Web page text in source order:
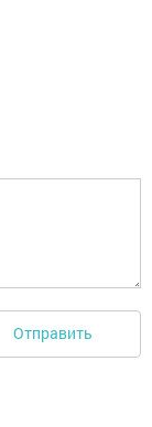
Отправить